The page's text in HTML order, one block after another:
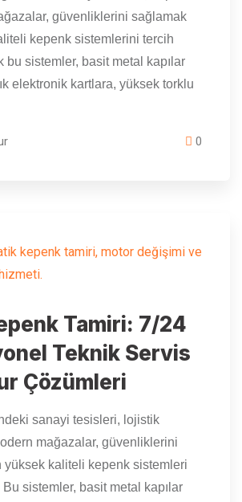
güvenliklerini sağlamak
kepenk sistemlerini tercih
bu sistemler, basit metal kapılar
elektronik kartlara, yüksek torklu
0
Tamiri: 7/24
Teknik Servis
Çözümleri
sanayi tesisleri, lojistik
mağazalar, güvenliklerini
yüksek kaliteli kepenk sistemleri
sistemler, basit metal kapılar